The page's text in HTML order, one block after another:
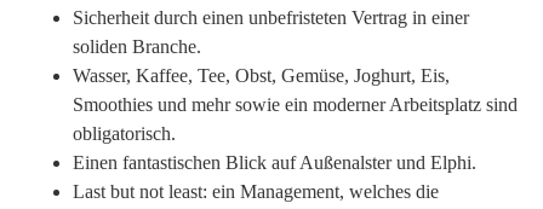
Sicherheit durch einen unbefristeten Vertrag in einer
soliden Branche.
Wasser, Kaffee, Tee, Obst, Gemüse, Joghurt, Eis,
Smoothies und mehr sowie ein moderner Arbeitsplatz sind
obligatorisch.
Einen fantastischen Blick auf Außenalster und Elphi.
Last but not least: ein Management, welches die